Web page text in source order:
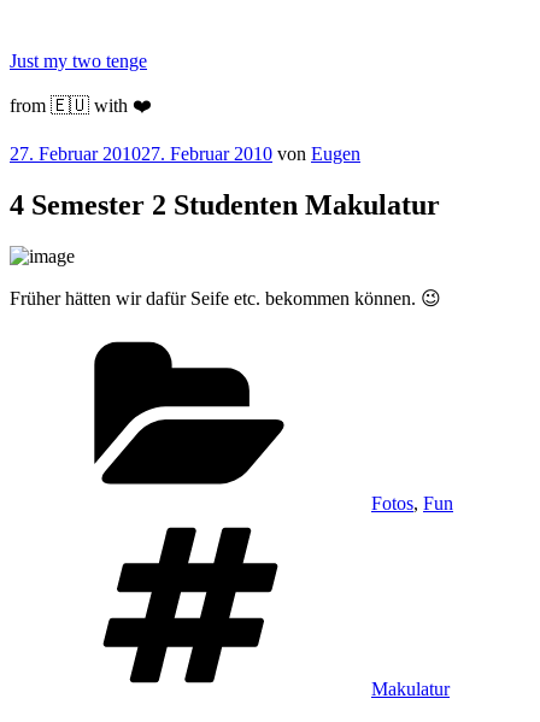
springen
Just my two tenge
from 🇪🇺 with ❤️
Veröffentlicht
27. Februar 201027. Februar 2010 von Eugen
4 Semester 2 Studenten Makulatur
Früher hätten wir dafür Seife etc. bekommen können. 😉
Fotos, Fun
Makulatur